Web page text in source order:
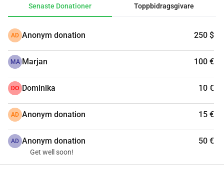
Senaste Donationer Toppbidragsgivare
AD Anonym donation 250 $
MA Marjan 100 €
DO Dominika 10 €
AD Anonym donation 15 €
AD Anonym donation 50 €
Get well soon!